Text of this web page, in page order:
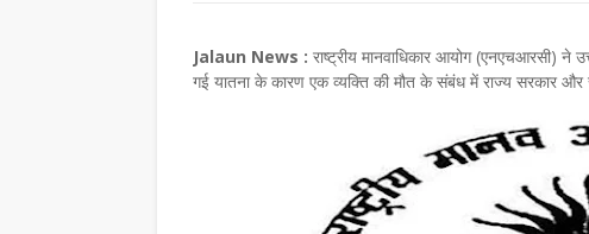
Jalaun News : राष्ट्रीय मानवाधिकार आयोग (एनएचआरसी) ने
गई यातना के कारण एक व्यक्ति की मौत के संबंध में राज्य सरकार और